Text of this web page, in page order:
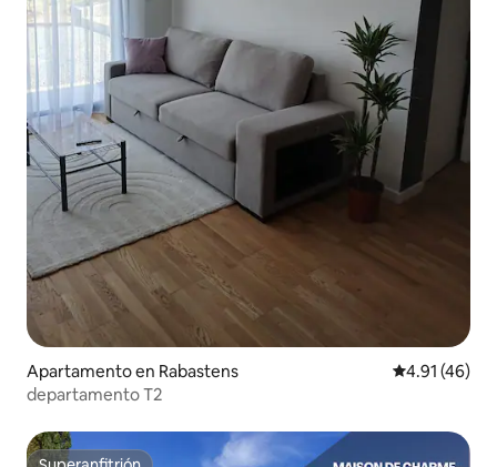
Apartamento en Rabastens Calificación
4.91 (46)
departamento T2